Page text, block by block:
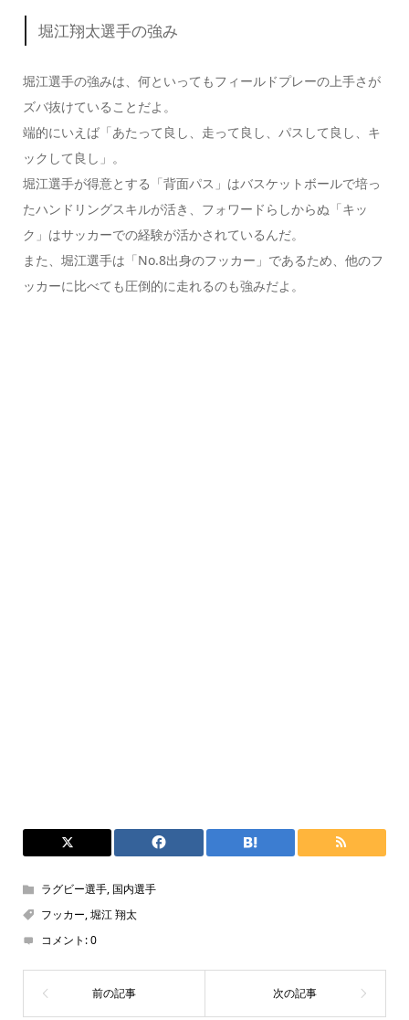
堀江翔太選手の強み
堀江選手の強みは、何といってもフィールドプレーの上手さ が
ズバ抜けていることだよ。
端的にいえば「あたって良し、走って良し、パスして良し、キ
ックして良し」。
堀江選手が得意とする「背面パス」はバスケットボールで培っ
たハンドリングスキルが活き、フォワードらしからぬ「キッ
ク」はサッカーでの経験が活かされているんだ。
また、堀江選手は「No.8出身のフッカー」であるため、他のフ
ッカーに比べても圧倒的に走れるのも強みだよ。
ラグビー選手, 国内選手
フッカー,堀江 翔太
コメント:0